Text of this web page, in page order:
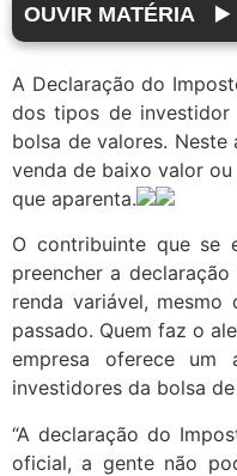
OUVIR MATÉRIA ▶️
A Declaração do
dos tipos de investidor
bolsa de valores.
venda de baixo valor
que aparenta.
O contribuinte que se
preencher a
renda variável,
passado. Quem faz o
empresa oferece um
investidores da bolsa
“A declaração do
oficial, a gente não